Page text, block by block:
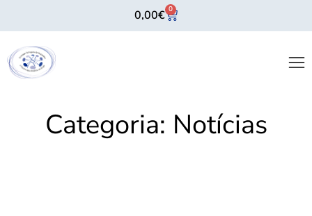
0,00€ 0
Categoria: Notícias